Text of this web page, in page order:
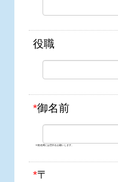
役職
*御名前
※姓名間には空白をお願いします。
*〒